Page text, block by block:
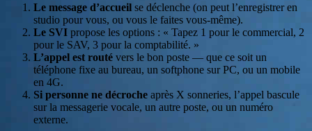
Le message d’accueil se déclenche (on peut l’enregistrer en
studio pour vous, ou vous le faites vous-même).
Le SVI propose les options : « Tapez 1 pour le commercial, 2
pour le SAV, 3 pour la comptabilité. »
L’appel est routé vers le bon poste — que ce soit un
téléphone fixe au bureau, un softphone sur PC, ou un mobile
en 4G.
Si personne ne décroche après X sonneries, l’appel bascule
sur la messagerie vocale, un autre poste, ou un numéro
externe.